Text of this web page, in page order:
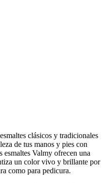
clásicos y tradicionales
de tus manos y pies con
esmaltes Valmy ofrecen una
un color vivo y brillante por
como para pedicura.